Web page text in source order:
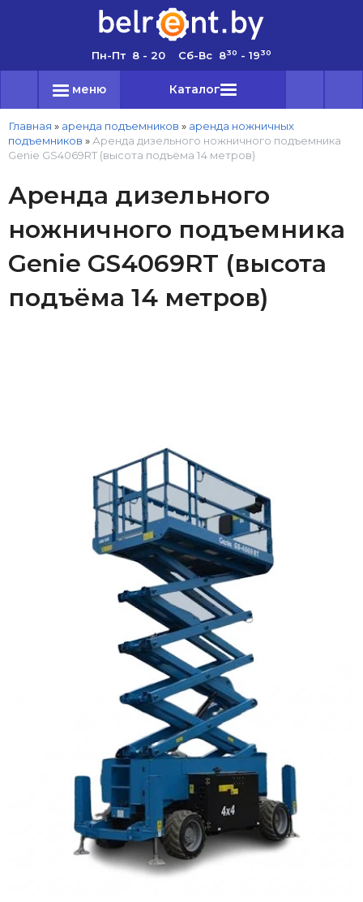
Пн-Пт 8 - 20 Сб-Вс 830 - 1930
меню Каталог
Главная » аренда подъемников » аренда ножничных
подъемников » Аренда дизельного ножничного подъемника
Genie GS4069RT (высота подъёма 14 метров)
Аренда дизельного
ножничного подъемника
Genie GS4069RT (высота
подъёма 14 метров)